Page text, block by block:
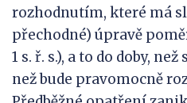
rozhodnutím, které má
přechodné) úpravě
1 s. ř. s.), a to do doby,
než bude pravomocně